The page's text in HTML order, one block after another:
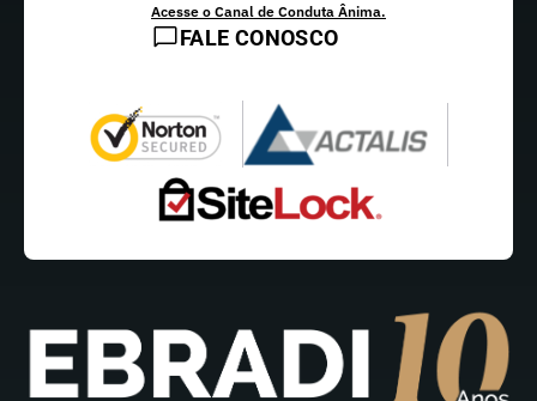
Acesse o Canal de Conduta Ânima.
FALE CONOSCO